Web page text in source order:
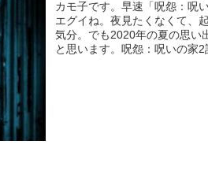
カモ子です。早速「呪怨：呪
エグイね。夜見たくなくて、
気分。でも2020年の夏の思い
と思います。呪怨：呪いの家2